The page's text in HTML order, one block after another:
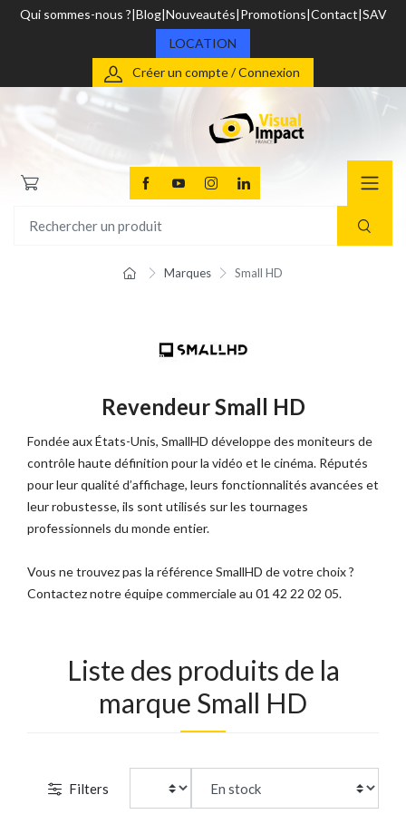
Qui sommes-nous ? Blog Nouveautés Promotions Contact SAV
LOCATION
Créer un compte / Connexion
Marques Small HD
Revendeur Small HD
Fondée aux États-Unis, SmallHD développe des moniteurs de
contrôle haute définition pour la vidéo et le cinéma. Réputés
pour leur qualité d’affichage, leurs fonctionnalités avancées et
leur robustesse, ils sont utilisés sur les tournages
professionnels du monde entier.
Vous ne trouvez pas la référence SmallHD de votre choix ?
Contactez notre équipe commerciale au 01 42 22 02 05.
Liste des produits de la
marque Small HD
Filters